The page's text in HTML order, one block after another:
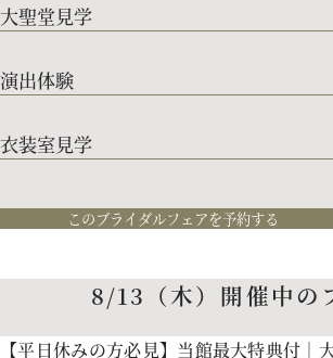
大聖堂見学
演出体験
衣装室見学
このブライダルフェアを予約する
8/13（木）開催中の
【平日休みの方必見】当館最大特典付